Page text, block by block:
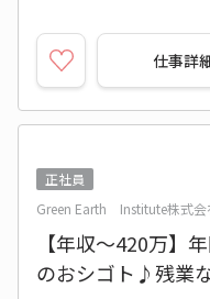
仕事詳
正社員
Green Earth Institute株式会
【年収～420万
のおシゴト♪残業